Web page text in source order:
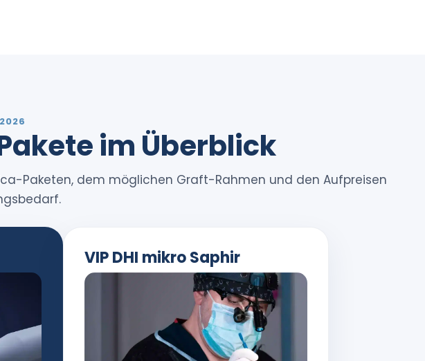
im Überblick
Paketen, dem möglichen Graft-Rahmen und den Aufpreisen
VIP DHI mikro Saphir